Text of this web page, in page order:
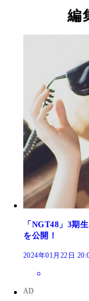
編
「NGT48」3期
を公開！
2024年01月22日